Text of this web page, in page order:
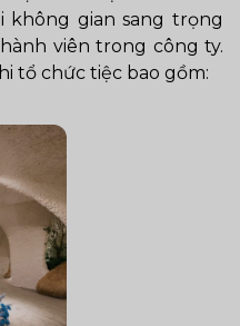
không gian sang trọng
viên trong công ty.
tổ chức tiệc bao gồm: